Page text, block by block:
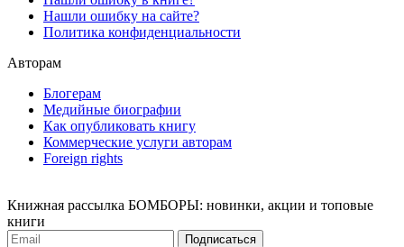
Нашли ошибку на сайте?
Политика конфиденциальности
Авторам
Блогерам
Медийные биографии
Как опубликовать книгу
Коммерческие услуги авторам
Foreign rights
Книжная рассылка БОМБОРЫ: новинки, акции и топовые
книги
Подписаться